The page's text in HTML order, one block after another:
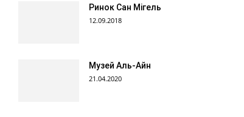
Ринок Сан Мігель
12.09.2018
Музей Аль-Айн
21.04.2020